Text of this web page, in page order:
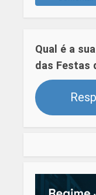
Qual é a
das Festas